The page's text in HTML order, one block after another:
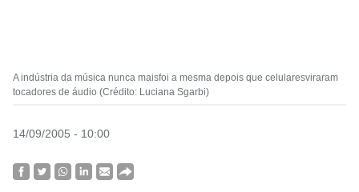
A indústria da música nunca maisfoi a mesma depois que celularesviraram
tocadores de áudio (Crédito: Luciana Sgarbi)
14/09/2005 - 10:00